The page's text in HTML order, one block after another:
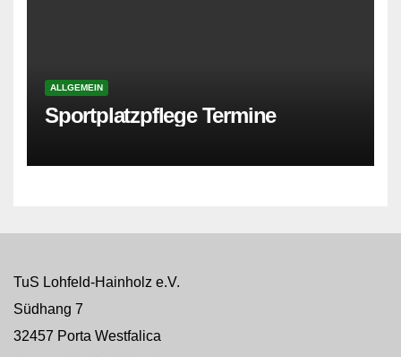
ALLGEMEIN
Sportplatzpflege Termine
TuS Lohfeld-Hainholz e.V.
Südhang 7
32457 Porta Westfalica